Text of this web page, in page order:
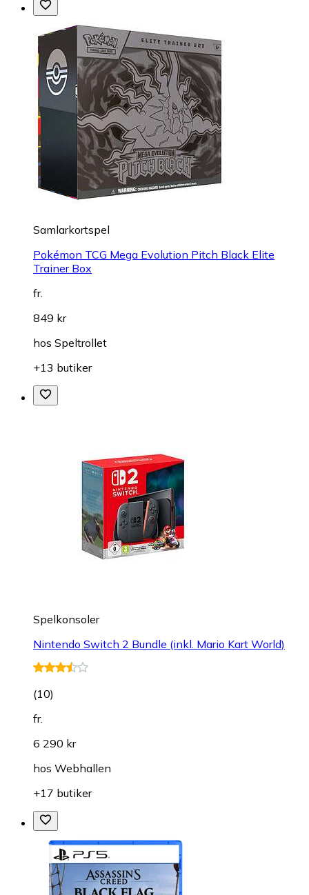
Samlarkortspel
Pokémon TCG Mega Evolution Pitch Black Elite
Trainer Box
fr.
849 kr
hos Speltrollet
+13 butiker
Spelkonsoler
Nintendo Switch 2 Bundle (inkl. Mario Kart World)
(10)
fr.
6 290 kr
hos Webhallen
+17 butiker